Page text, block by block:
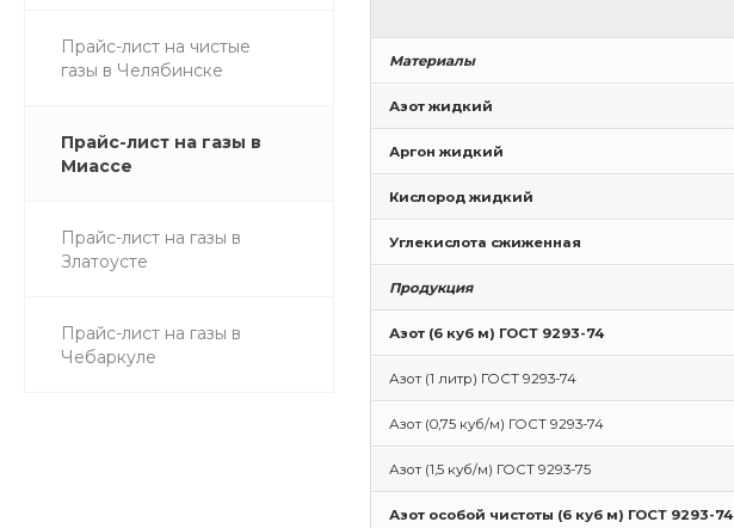
Прайс-лист на чистые
газы в Челябинске
Прайс-лист на газы в
Миассе
Прайс-лист на газы в
Златоусте
Прайс-лист на газы в
Чебаркуле
Материалы
Азот жидкий
Аргон жидкий
Кислород жидкий
Углекислота сжиженная
Продукция
Азот (6 куб м) ГОСТ 9293-74
Азот (1 литр) ГОСТ 9293-74
Азот (0,75 куб/м) ГОСТ 9293-74
Азот (1,5 куб/м) ГОСТ 9293-75
Азот особой чистоты (6 куб м) ГОСТ 9293-74